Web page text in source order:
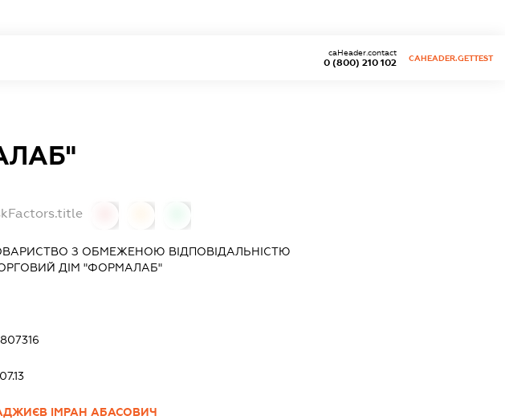
0 (800) 210 102
caHeader.contact
CAHEADER.GETTEST
З ОБМЕЖЕНОЮ ВІДПОВІДАЛЬНІСТЮ
ДІМ "ФОРМАЛАБ"
ІМРАН АБАСОВИЧ